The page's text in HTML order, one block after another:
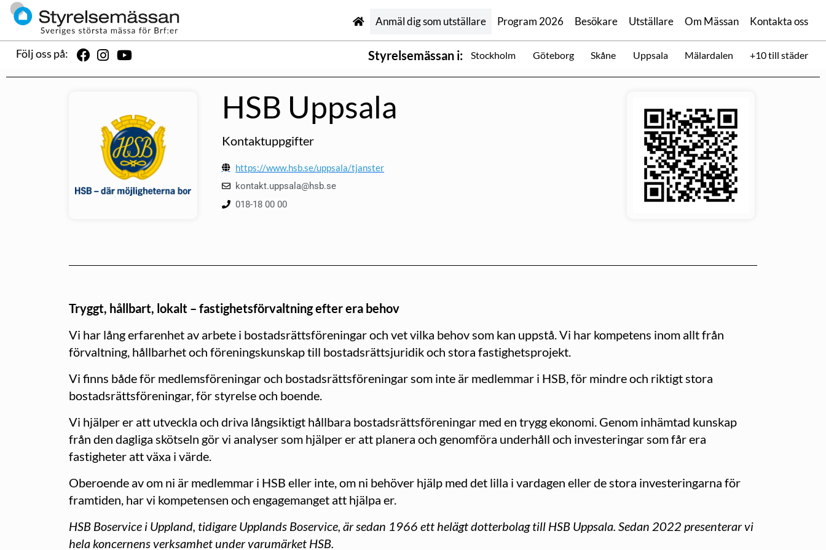
Anmäl dig som utställare Program 2026 Besökare Utställare Om Mässan Kontakta oss
Följ oss på: Styrelsemässan i: Stockholm Göteborg Skåne Uppsala Mälardalen +10 till städer
HSB Uppsala
Kontaktuppgifter
https://www.hsb.se/uppsala/tjanster
kontakt.uppsala@hsb.se
018-18 00 00
Tryggt, hållbart, lokalt – fastighetsförvaltning efter era behov
Vi har lång erfarenhet av arbete i bostadsrättsföreningar och vet vilka behov som kan uppstå. Vi har kompetens inom allt från
förvaltning, hållbarhet och föreningskunskap till bostadsrättsjuridik och stora fastighetsprojekt.
Vi finns både för medlemsföreningar och bostadsrättsföreningar som inte är medlemmar i HSB, för mindre och riktigt stora
bostadsrättsföreningar, för styrelse och boende.
Vi hjälper er att utveckla och driva långsiktigt hållbara bostadsrättsföreningar med en trygg ekonomi. Genom inhämtad kunskap
från den dagliga skötseln gör vi analyser som hjälper er att planera och genomföra underhåll och investeringar som får era
fastigheter att växa i värde.
Oberoende av om ni är medlemmar i HSB eller inte, om ni behöver hjälp med det lilla i vardagen eller de stora investeringarna för
framtiden, har vi kompetensen och engagemanget att hjälpa er.
HSB Boservice i Uppland, tidigare Upplands Boservice, är sedan 1966 ett helägt dotterbolag till HSB Uppsala. Sedan 2022 presenterar vi
hela koncernens verksamhet under varumärket HSB.